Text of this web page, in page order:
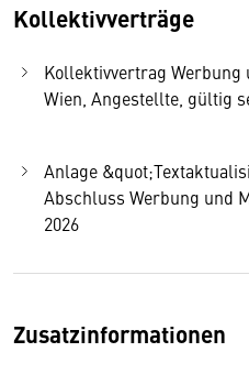
Kollektivverträge
Kollektivvertrag
Wien, Angestellte, gültig
Anlage
Abschluss Werbung und
2026
Zusatzinformationen